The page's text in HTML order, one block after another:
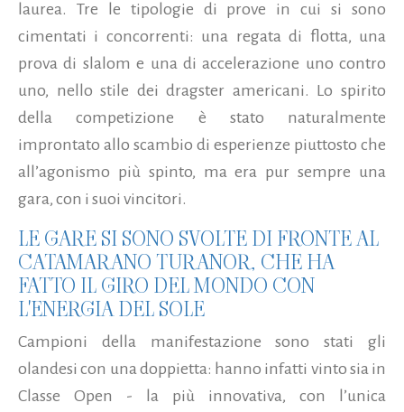
laurea. Tre le tipologie di prove in cui si sono
cimentati i concorrenti: una regata di flotta, una
prova di slalom e una di accelerazione uno contro
uno, nello stile dei dragster americani. Lo spirito
della competizione è stato naturalmente
improntato allo scambio di esperienze piuttosto che
all’agonismo più spinto, ma era pur sempre una
gara, con i suoi vincitori.
LE GARE SI SONO SVOLTE DI FRONTE AL
CATAMARANO TURANOR, CHE HA
FATTO IL GIRO DEL MONDO CON
L'ENERGIA DEL SOLE
Campioni della manifestazione sono stati gli
olandesi con una doppietta: hanno infatti vinto sia in
Classe Open - la più innovativa, con l’unica